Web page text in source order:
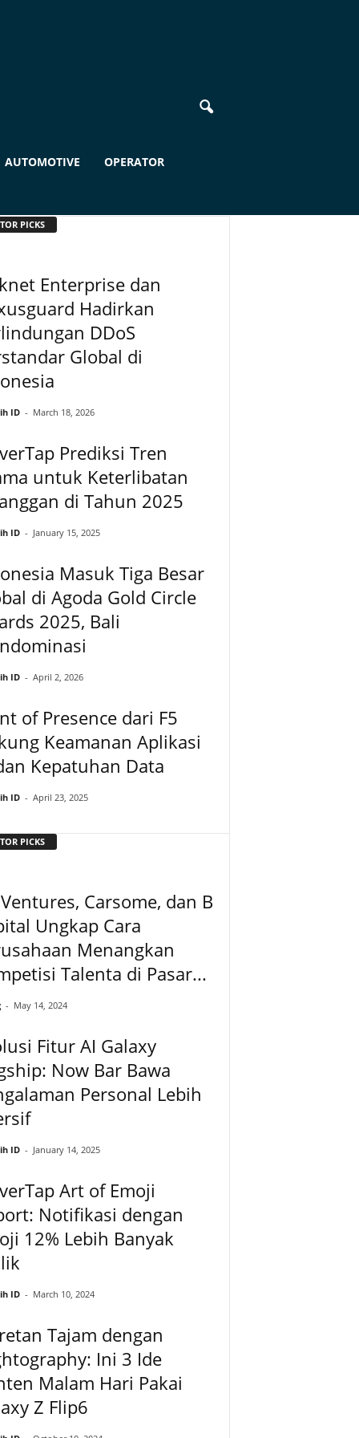
AUTOMOTIVE OPERATOR
PICKS
Enterprise dan
Hadirkan
DDoS
Global di
ID - March 18, 2026
Prediksi Tren
untuk Keterlibatan
di Tahun 2025
ID - January 15, 2025
Masuk Tiga Besar
di Agoda Gold Circle
2025, Bali
ID - April 2, 2026
of Presence dari F5
Keamanan Aplikasi
Kepatuhan Data
ID - April 23, 2025
PICKS
Carsome, dan B
Ungkap Cara
Menangkan
Talenta di Pasar...
- May 14, 2024
Fitur AI Galaxy
Now Bar Bawa
Personal Lebih
ID - January 14, 2025
Art of Emoji
Notifikasi dengan
12% Lebih Banyak
ID - March 10, 2024
Tajam dengan
Ini 3 Ide
Malam Hari Pakai
Z Flip6